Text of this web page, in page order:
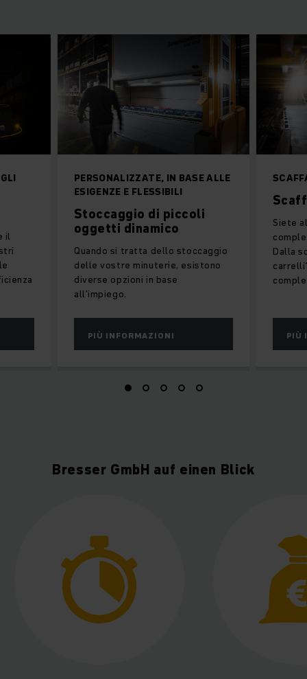
PERSONALIZZATE, IN BASE ALLE
ESIGENZE E FLESSIBILI
Stoccaggio di piccoli
oggetti dinamico
Quando si tratta dello stoccaggio
delle vostre minuterie, esistono
diverse opzioni in base
all’impiego.
PIÙ INFORMAZIONI
Siete
Dalla
PIÙ
il
Bresser GmbH auf einen Blick